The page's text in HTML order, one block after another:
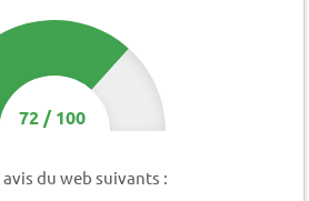
72/100
avis du web suivants :